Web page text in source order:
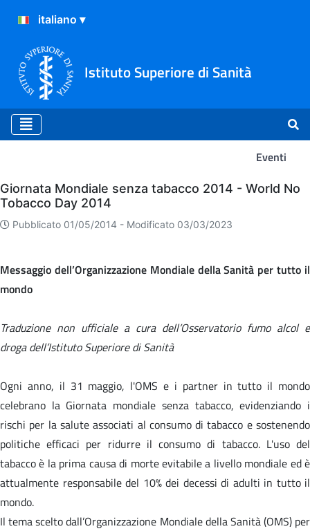
Istituto Superiore di Sanità
Eventi
Eventi
Giornata Mondiale senza tabacco 2014 - World No
Tobacco Day 2014
Pubblicato 01/05/2014 - Modificato 03/03/2023
Messaggio dell’Organizzazione Mondiale della Sanità per tutto il
mondo
Traduzione non ufficiale a cura dell’Osservatorio fumo alcol e
droga dell’Istituto Superiore di Sanità
Ogni anno, il 31 maggio, l'OMS e i partner in tutto il mondo
celebrano la Giornata mondiale senza tabacco, evidenziando i
rischi per la salute associati al consumo di tabacco e sostenendo
politiche efficaci per ridurre il consumo di tabacco. L'uso del
tabacco è la prima causa di morte evitabile a livello mondiale ed è
attualmente responsabile del 10% dei decessi di adulti in tutto il
mondo.
Il tema scelto dall’Organizzazione Mondiale della Sanità (OMS) per